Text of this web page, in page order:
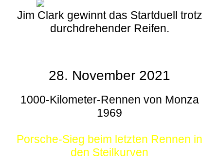
Jim Clark gewinnt das Startduell trotz
durchdrehender Reifen.
28. November 2021
1000-Kilometer-Rennen von Monza
1969
Porsche-Sieg beim letzten Rennen in
den Steilkurven